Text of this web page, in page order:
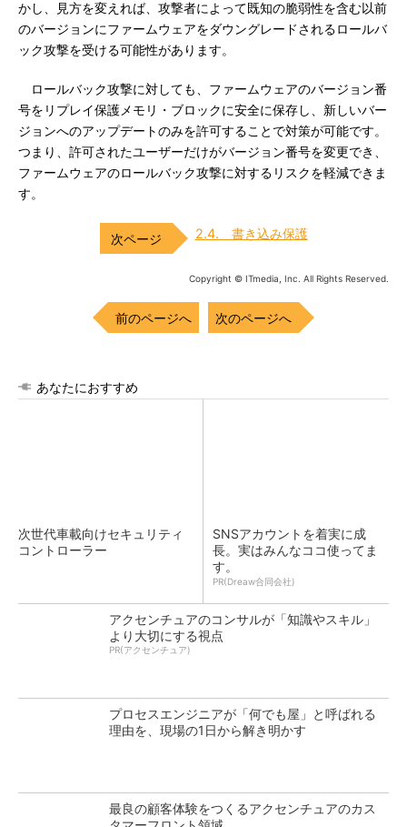
かし、見方を変えれば、攻撃者によって既知の脆弱性を含む以前
のバージョンにファームウェアをダウングレードされるロールバ
ック攻撃を受ける可能性があります。
ロールバック攻撃に対しても、ファームウェアのバージョン番
号をリプレイ保護メモリ・ブロックに安全に保存し、新しいバー
ジョンへのアップデートのみを許可することで対策が可能です。
つまり、許可されたユーザーだけがバージョン番号を変更でき、
ファームウェアのロールバック攻撃に対するリスクを軽減できま
す。
2.4. 書き込み保護
Copyright © ITmedia, Inc. All Rights Reserved.
前のページへ 次のページへ
あなたにおすすめ
次世代車載向けセキュリティ
コントローラー
SNSアカウントを着実に成
長。実はみんなココ使ってま
す。
PR(Dreaw合同会社)
アクセンチュアのコンサルが「知識やスキル」
より大切にする視点
PR(アクセンチュア)
プロセスエンジニアが「何でも屋」と呼ばれる
理由を、現場の1日から解き明かす
最良の顧客体験をつくるアクセンチュアのカス